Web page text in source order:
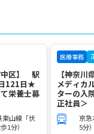
中区】 駅
121日★
栄養士募
東山線「伏
1分）
医療事務
【神奈川
メディカ
ターの入
正社員＞
京急
5分）